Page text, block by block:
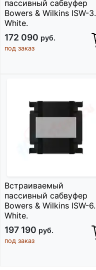
пассивный сабвуфер
Bowers & Wilkins ISW-3.
White.
172 090 руб.
под заказ
Встраиваемый
пассивный сабвуфер
Bowers & Wilkins ISW-6.
White.
197 190 руб.
под заказ